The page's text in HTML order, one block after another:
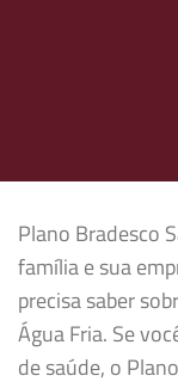
Plano Bradesco
família e sua
precisa saber
Água Fria. Se
de saúde, o